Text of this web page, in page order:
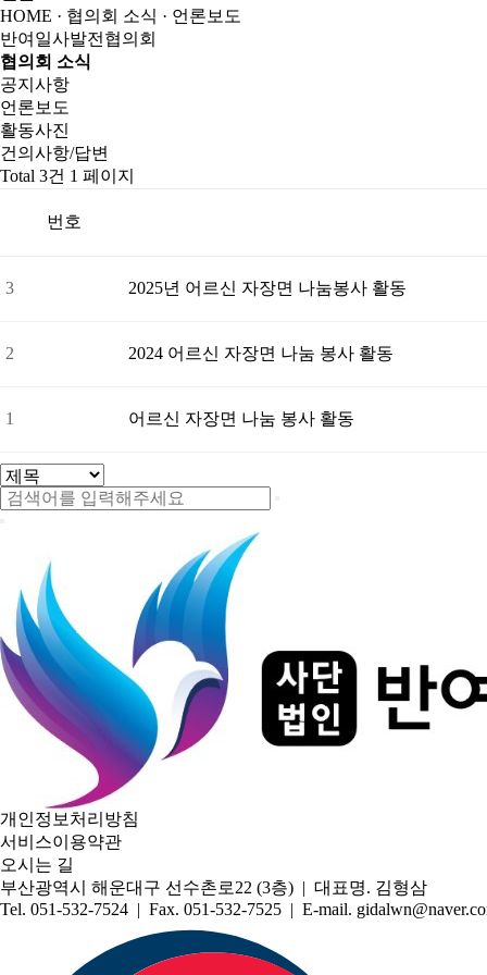
HOME · 협의회 소식 · 언론보도
반여일사발전협의회
협의회 소식
공지사항
언론보도
활동사진
건의사항/답변
Total 3건 1 페이지
번호
3 2025년 어르신 자장면 나눔봉사 활동
2 2024 어르신 자장면 나눔 봉사 활동
1 어르신 자장면 나눔 봉사 활동
개인정보처리방침
서비스이용약관
오시는 길
부산광역시 해운대구 선수촌로22 (3층) | 대표명. 김형삼
Tel. 051-532-7524 | Fax. 051-532-7525 | E-mail.